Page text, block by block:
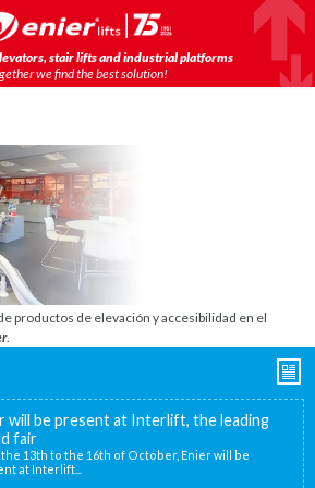
stair lifts and industrial platforms
we find the best solution!
productos de elevación y accesibilidad en el
.
will be present at Interlift, the leading
fair
the 13th to the 16th of October, Enier will be
at Interlift...